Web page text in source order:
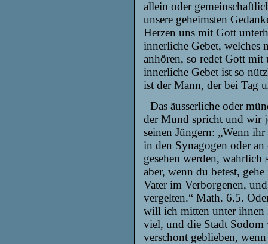
allein oder
unsere geheimsten
Herzen uns mit Gott
innerliche Gebet, welches
anhören, so redet Gott
innerliche Gebet ist so
ist der Mann, der bei Tag
Das äusserliche oder
der Mund spricht und wir
seinen Jüngern: „Wenn
in den Synagogen oder an
gesehen werden, wahrlich
aber, wenn du betest,
Vater im Verborgenen,
vergelten.“ Math. 6.5.
will ich mitten unter ihnen
viel, und die Stadt Sodom
verschont geblieben,